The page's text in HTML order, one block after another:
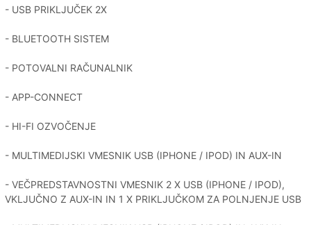
- USB PRIKLJUČEK 2X
- BLUETOOTH SISTEM
- POTOVALNI RAČUNALNIK
- APP-CONNECT
- HI-FI OZVOČENJE
- MULTIMEDIJSKI VMESNIK USB (IPHONE / IPOD) IN AUX-IN
- VEČPREDSTAVNOSTNI VMESNIK 2 X USB (IPHONE / IPOD),
VKLJUČNO Z AUX-IN IN 1 X PRIKLJUČKOM ZA POLNJENJE USB